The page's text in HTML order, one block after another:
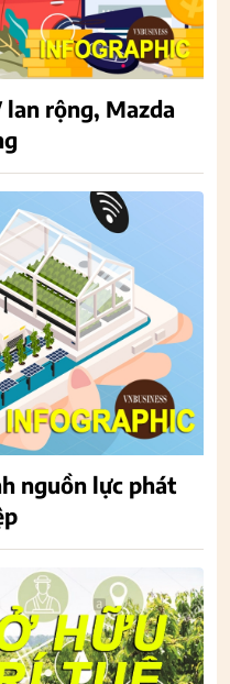
lan rộng, Mazda
nguồn lực phát